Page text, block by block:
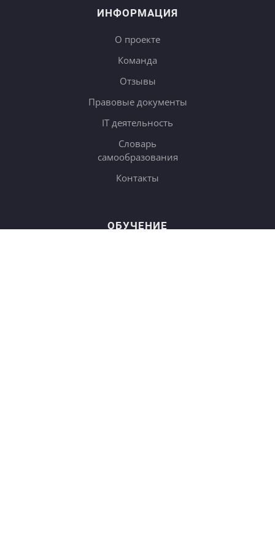
ИНФОРМАЦИЯ
О проекте
Команда
Отзывы
Правовые документы
IT деятельность
Словарь
самообразования
Контакты
ОБУЧЕНИЕ